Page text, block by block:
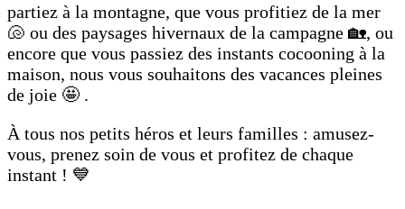
partiez à la montagne, que vous profitiez de la mer
🐚 ou des paysages hivernaux de la campagne 🏡, ou
encore que vous passiez des instants cocooning à la
maison, nous vous souhaitons des vacances pleines
de joie 🤩 .
À tous nos petits héros et leurs familles : amusez-
vous, prenez soin de vous et profitez de chaque
instant ! 💙